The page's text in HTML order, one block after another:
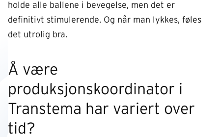
holde alle ballene i bevegelse, men det er
definitivt stimulerende. Og når man lykkes, føles
det utrolig bra.
Å være
produksjonskoordinator i
Transtema har variert over
tid?